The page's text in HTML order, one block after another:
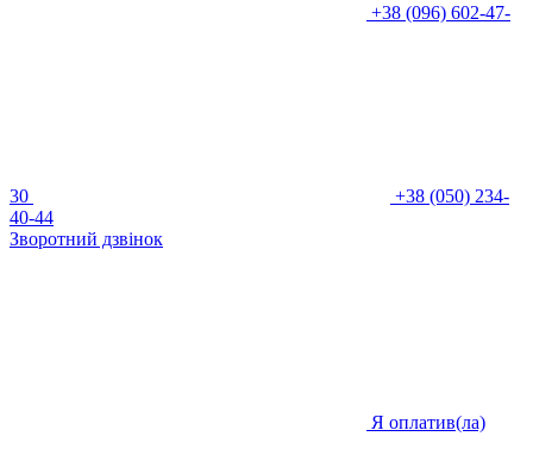
+38 (096) 602-47-
30
+38 (050) 234-
40-44
Зворотний дзвінок
Я оплатив(ла)